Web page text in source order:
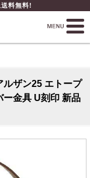
料無料!
ルザン25 エトープ
ー金具 U刻印 新品